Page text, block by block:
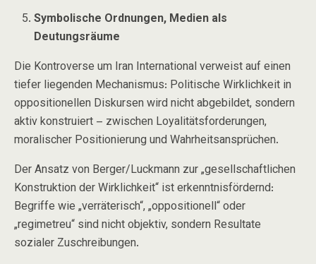
Symbolische Ordnungen, Medien als
Deutungsräume
Die Kontroverse um Iran Internationalverweist auf einen
tiefer liegenden Mechanismus: Politische Wirklichkeit in
oppositionellen Diskursen wird nicht abgebildet, sondern
aktiv konstruiert – zwischen Loyalitätsforderungen,
moralischer Positionierung und Wahrheitsansprüchen.
Der Ansatz von Berger/Luckmann zur „gesellschaftlichen
Konstruktion der Wirklichkeit“ ist erkenntnisfördernd:
Begriffe wie „verräterisch“, „oppositionell“ oder
„regimetreu“ sind nicht objektiv, sondern Resultate
sozialer Zuschreibungen.